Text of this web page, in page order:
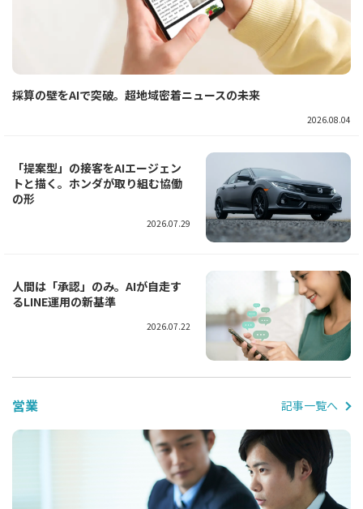
採算の壁をAIで突破。超地域密着ニュースの未来
2026.08.04
「提案型」の接客をAIエージェン
トと描く。ホンダが取り組む協働
の形
2026.07.29
人間は「承認」のみ。AIが自走す
るLINE運用の新基準
2026.07.22
営業 記事一覧へ